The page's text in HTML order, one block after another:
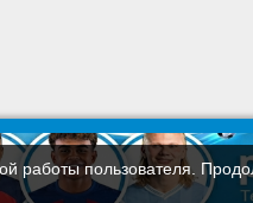
Правила Обратная связь
работы пользователя.